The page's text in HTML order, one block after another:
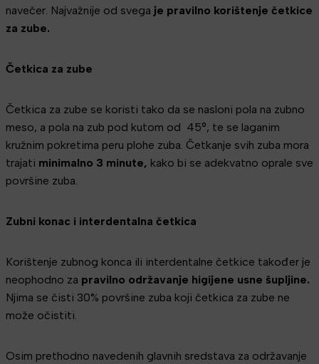
navečer. Najvažnije od svega je pravilno korištenje četkice
za zube.
Četkica za zube
Četkica za zube se koristi tako da se nasloni pola na zubno
meso, a pola na zub pod kutom od 45°, te se laganim
kružnim pokretima peru plohe zuba. Četkanje svih zuba mora
trajati minimalno 3 minute, kako bi se adekvatno oprale sve
površine zuba.
Zubni konac i interdentalna četkica
Korištenje zubnog konca ili interdentalne četkice također je
neophodno za pravilno održavanje higijene usne šupljine.
Njima se čisti 30% površine zuba koji četkica za zube ne
može očistiti.
Osim prethodno navedenih glavnih sredstava za održavanje